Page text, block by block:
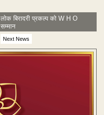
Next News
लोक बिरादरी प्रकल्प को W H O
सम्मान